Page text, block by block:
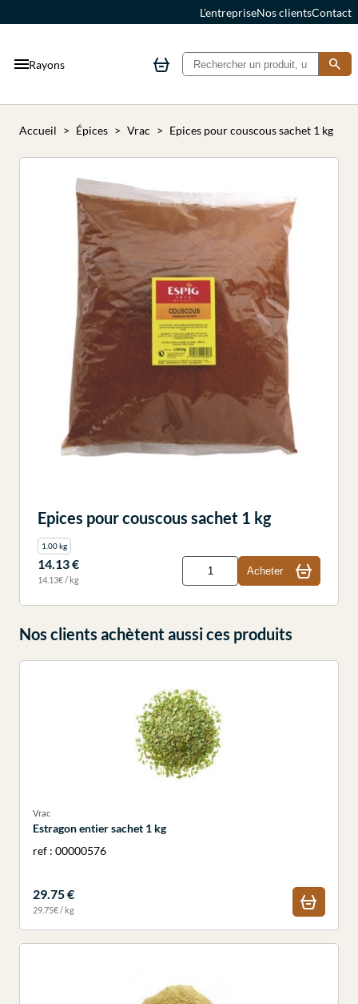
L'entrepriseNos clientsContact
Rayons
Accueil Épices Vrac Epices pour couscous sachet 1 kg
Epices pour couscous sachet 1 kg
1.00 kg
14.13 €
14.13€ / kg
Acheter
Nos clients achètent aussi ces produits
Vrac
Estragon entier sachet 1 kg
ref : 00000576
29.75 €
29.75€ / kg